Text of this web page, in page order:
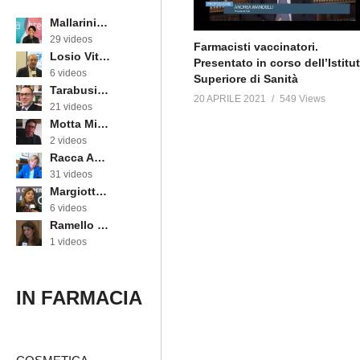
Mallarini Erika
29 videos
Losio Vittorino
6 videos
Tarabusi Marcello
21 videos
Motta Michele
2 videos
Racca Annarosa
31 videos
Margiotta Angela
6 videos
Ramello Cinzia
1 videos
IN FARMACIA
Farmacisti vaccinatori.
Presentato in corso
Superiore di Sanità
20 APRILE 2021 549 Views